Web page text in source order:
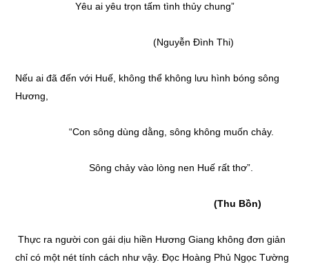
Yêu ai yêu trọn tấm tình thủy chung”
(Nguyễn Đình Thi)
Nếu ai đã đến với Huế, không thể không lưu hình bóng sông
Hương,
“Con sông dùng dằng, sông không muốn chảy.
Sông chảy vào lòng nen Huế rất thơ”.
(Thu Bồn)
Thực ra người con gái dịu hiền Hương Giang không đơn giản
chỉ có một nét tính cách như vậy. Đọc Hoàng Phủ Ngọc Tường